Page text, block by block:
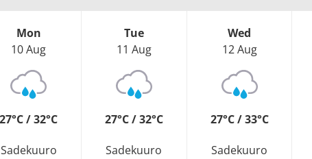
Mon
10 Aug
27°C / 32°C
Sadekuuro
Tue
11 Aug
27°C / 32°C
Sadekuuro
Wed
12 Aug
27°C / 33°C
Sadekuuro